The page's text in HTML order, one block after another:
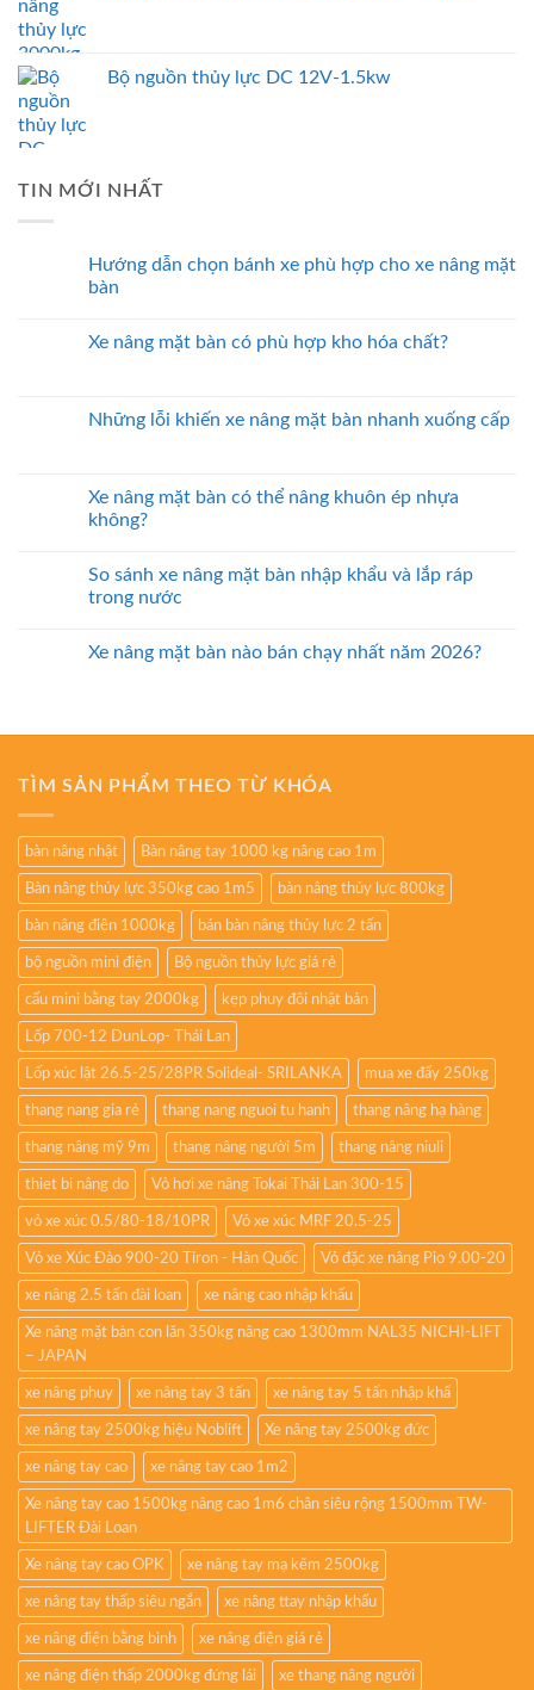
Bộ nguồn thủy lực DC 12V-1.5kw
TIN MỚI NHẤT
Hướng dẫn chọn bánh xe phù hợp cho xe nâng mặt
bàn
Xe nâng mặt bàn có phù hợp kho hóa chất?
Những lỗi khiến xe nâng mặt bàn nhanh xuống cấp
Xe nâng mặt bàn có thể nâng khuôn ép nhựa
không?
So sánh xe nâng mặt bàn nhập khẩu và lắp ráp
trong nước
Xe nâng mặt bàn nào bán chạy nhất năm 2026?
TÌM SẢN PHẨM THEO TỪ KHÓA
bàn nâng nhật Bàn nâng tay 1000 kg nâng cao 1m
Bàn nâng thủy lực 350kg cao 1m5 bàn nâng thủy lực 800kg
bàn nâng điện 1000kg bán bàn nâng thủy lực 2 tấn
bộ nguồn mini điện Bộ nguồn thủy lực giá rẻ
cẩu mini bằng tay 2000kg kẹp phuy đôi nhật bản
Lốp 700-12 DunLop- Thái Lan
Lốp xúc lật 26.5-25/28PR Solideal- SRILANKA mua xe đẩy 250kg
thang nang gia rẻ thang nang nguoi tu hanh thang nâng hạ hàng
thang nâng mỹ 9m thang nâng người 5m thang nâng niuli
thiet bi nâng do Vỏ hơi xe nâng Tokai Thái Lan 300-15
vỏ xe xúc 0.5/80-18/10PR Vỏ xe xúc MRF 20.5-25
Vỏ xe Xúc Đào 900-20 Tiron - Hàn Quốc Vỏ đặc xe nâng Pio 9.00-20
xe nâng 2.5 tấn đài loan xe nâng cao nhập khẩu
Xe nâng mặt bàn con lăn 350kg nâng cao 1300mm NAL35 NICHI-LIFT
– JAPAN
xe nâng phuy xe nâng tay 3 tấn xe nâng tay 5 tấn nhập khẩ
xe nâng tay 2500kg hiệu Noblift Xe nâng tay 2500kg đức
xe nâng tay cao xe nâng tay cao 1m2
Xe nâng tay cao 1500kg nâng cao 1m6 chân siêu rộng 1500mm TW-
LIFTER Đài Loan
Xe nâng tay cao OPK xe nâng tay mạ kẽm 2500kg
xe nâng tay thấp siêu ngắn xe nâng ttay nhập khẩu
xe nâng điện bằng bình xe nâng điện giá rẻ
xe nâng điện thấp 2000kg đứng lái xe thang nâng người